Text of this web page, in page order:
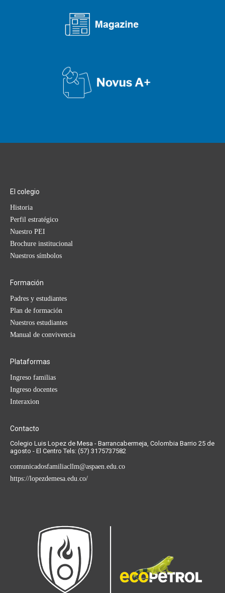
El colegio
Historia
Perfil estratégico
Nuestro PEI
Brochure institucional
Nuestros símbolos
Formación
Padres y estudiantes
Plan de formación
Nuestros estudiantes
Manual de convivencia
Plataformas
Ingreso familias
Ingreso docentes
Interaxion
Contacto
Colegio Luis Lopez de Mesa - Barrancabermeja, Colombia Barrio 25 de
agosto - El Centro Tels: (57) 3175737582
comunicadosfamiliacllm@aspaen.edu.co
https://lopezdemesa.edu.co/